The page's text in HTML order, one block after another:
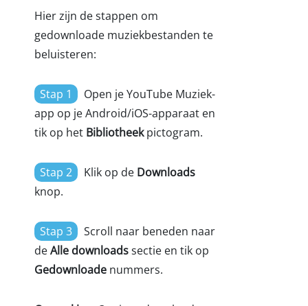
Hier zijn de stappen om
gedownloade muziekbestanden te
beluisteren:
Stap 1
Open je YouTube Muziek-
app op je Android/iOS-apparaat en
tik op het Bibliotheekpictogram.
Stap 2 Klik op de Downloads
knop.
Stap 3
Scroll naar beneden naar
deAlle downloadssectie en tik op
Gedownloade nummers.